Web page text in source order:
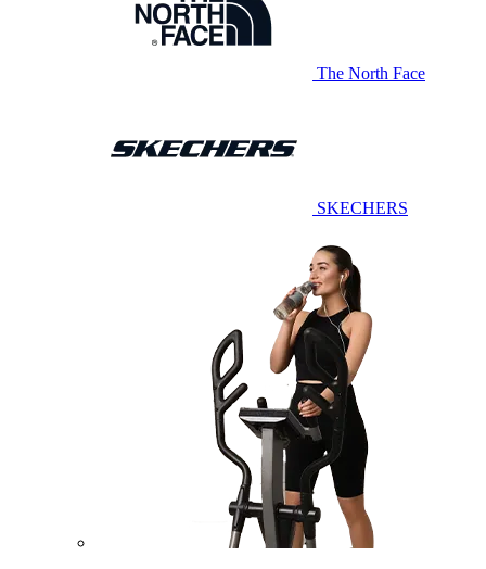
The North Face
SKECHERS